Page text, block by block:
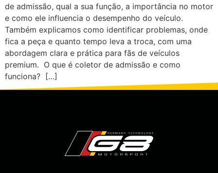
de admissão, qual a sua função, a importância no motor
e como ele influencia o desempenho do veículo.
Também explicamos como identificar problemas, onde
fica a peça e quanto tempo leva a troca, com uma
abordagem clara e prática para fãs de veículos
premium. O que é coletor de admissão e como
funciona? […]